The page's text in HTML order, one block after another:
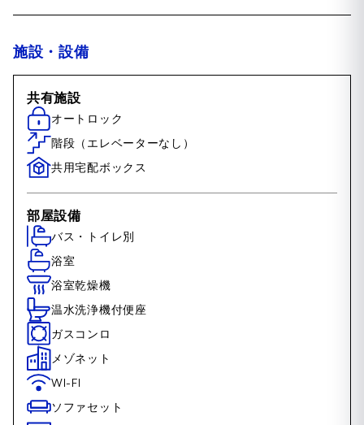
施設・設備
共有施設
オートロック
階段（エレベーターなし）
共用宅配ボックス
部屋設備
バス・トイレ別
浴室
浴室乾燥機
温水洗浄機付便座
ガスコンロ
メゾネット
WI-FI
ソファセット